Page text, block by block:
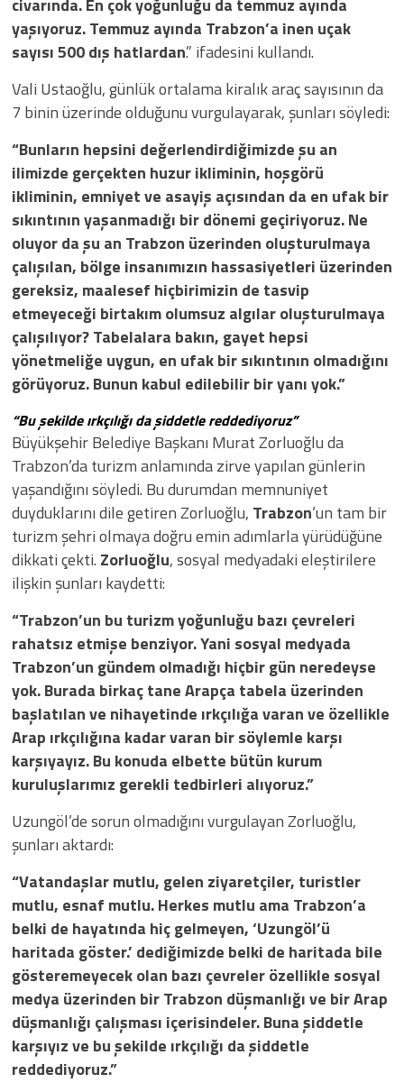
civarında. En çok yoğunluğu da temmuz ayında
yaşıyoruz. Temmuz ayında Trabzon’a inen uçak
sayısı 500 dış hatlardan.” ifadesini kullandı.
Vali Ustaoğlu, günlük ortalama kiralık araç sayısının da
7 binin üzerinde olduğunu vurgulayarak, şunları söyledi:
“Bunların hepsini değerlendirdiğimizde şu an
ilimizde gerçekten huzur ikliminin, hoşgörü
ikliminin, emniyet ve asayiş açısından da en ufak bir
sıkıntının yaşanmadığı bir dönemi geçiriyoruz. Ne
oluyor da şu an Trabzon üzerinden oluşturulmaya
çalışılan, bölge insanımızın hassasiyetleri üzerinden
gereksiz, maalesef hiçbirimizin de tasvip
etmeyeceği birtakım olumsuz algılar oluşturulmaya
çalışılıyor? Tabelalara bakın, gayet hepsi
yönetmeliğe uygun, en ufak bir sıkıntının olmadığını
görüyoruz. Bunun kabul edilebilir bir yanı yok.”
“Bu şekilde ırkçılığı da şiddetle reddediyoruz”
Büyükşehir Belediye Başkanı Murat Zorluoğlu da
Trabzon’da turizm anlamında zirve yapılan günlerin
yaşandığını söyledi. Bu durumdan memnuniyet
duyduklarını dile getiren Zorluoğlu, Trabzon‘un tam bir
turizm şehri olmaya doğru emin adımlarla yürüdüğüne
dikkati çekti. Zorluoğlu, sosyal medyadaki eleştirilere
ilişkin şunları kaydetti:
“Trabzon’un bu turizm yoğunluğu bazı çevreleri
rahatsız etmişe benziyor. Yani sosyal medyada
Trabzon’un gündem olmadığı hiçbir gün neredeyse
yok. Burada birkaç tane Arapça tabela üzerinden
başlatılan ve nihayetinde ırkçılığa varan ve özellikle
Arap ırkçılığına kadar varan bir söylemle karşı
karşıyayız. Bu konuda elbette bütün kurum
kuruluşlarımız gerekli tedbirleri alıyoruz.”
Uzungöl’de sorun olmadığını vurgulayan Zorluoğlu,
şunları aktardı:
“Vatandaşlar mutlu, gelen ziyaretçiler, turistler
mutlu, esnaf mutlu. Herkes mutlu ama Trabzon’a
belki de hayatında hiç gelmeyen, ‘Uzungöl’ü
haritada göster.’ dediğimizde belki de haritada bile
gösteremeyecek olan bazı çevreler özellikle sosyal
medya üzerinden bir Trabzon düşmanlığı ve bir Arap
düşmanlığı çalışması içerisindeler. Buna şiddetle
karşıyız ve bu şekilde ırkçılığı da şiddetle
reddediyoruz.”